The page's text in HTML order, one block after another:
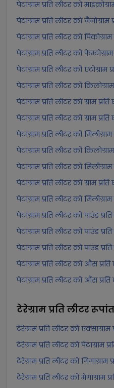
पेटाग्राम प्रति लीटर को
पेटाग्राम प्रति लीटर को
पेटाग्राम प्रति लीटर को
पेटाग्राम प्रति लीटर को
पेटाग्राम प्रति लीटर को
पेटाग्राम प्रति लीटर को
पेटाग्राम प्रति लीटर को ग्राम
पेटाग्राम प्रति लीटर को ग्राम
पेटाग्राम प्रति लीटर को
पेटाग्राम प्रति लीटर को
पेटाग्राम प्रति लीटर को
पेटाग्राम प्रति लीटर को ग्राम
पेटाग्राम प्रति लीटर को
पेटाग्राम प्रति लीटर को पाउंड
पेटाग्राम प्रति लीटर को पाउंड
पेटाग्राम प्रति लीटर को पाउंड
पेटाग्राम प्रति लीटर को औंस
पेटाग्राम प्रति लीटर को औंस
टेरेग्राम प्रति लीटर
टेरेग्राम प्रति लीटर को
टेरेग्राम प्रति लीटर को पेटाग्राम
टेरेग्राम प्रति लीटर को
टेरेग्राम प्रति लीटर को मेगाग्राम